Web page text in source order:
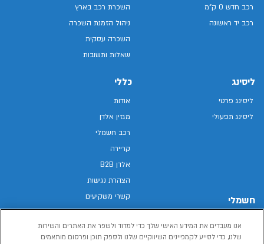
רכב חדש 0 ק"מ
רכב יד ראשונה
השכרת רכב בארץ
ניהול הזמנת השכרה
השכרה עסקית
שאלות ותשובות
ליסינג
ליסינג פרטי
ליסינג תפעולי
חשמלי
רכב חשמלי
כללי
אודות
מגזין אלדן
רכב חשמלי
קריירה
אלדן B2B
הצהרת נגישות
קשרי משקיעים
מפת האתר
מדיניות פרטיות
אנו מעבדים את המידע האישי שלך כדי למדוד ולשפר את האתרים והשירות
שלנו, כדי לסייע לקמפיינים השיווקיים שלנו ולספק תוכן ופרסום מותאמים